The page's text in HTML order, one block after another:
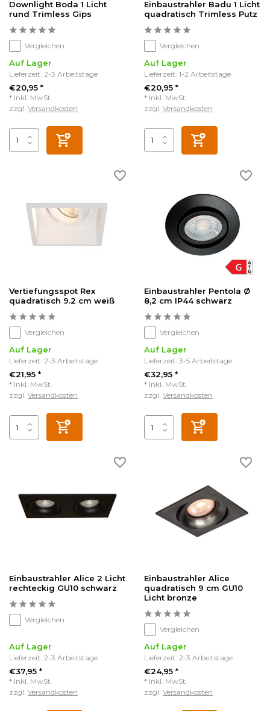
Downlight Boda 1 Licht
rund Trimless Gips
Vergleichen
Auf Lager
Lieferzeit: 2-3 Arbeitstage
€20,95 *
* Inkl. MwSt.
zzgl. Versandkosten
Einbaustrahler Badu 1 Licht
quadratisch Trimless Putz
Vergleichen
Auf Lager
Lieferzeit: 1-2 Arbeitstage
€20,95 *
* Inkl. MwSt.
zzgl. Versandkosten
Vertiefungsspot Rex
quadratisch 9.2 cm weiß
Vergleichen
Auf Lager
Lieferzeit: 2-3 Arbeitstage
€21,95 *
* Inkl. MwSt.
zzgl. Versandkosten
Einbaustrahler Pentola Ø
8,2 cm IP44 schwarz
Vergleichen
Auf Lager
Lieferzeit: 3-5 Arbeitstage
€32,95 *
* Inkl. MwSt.
zzgl. Versandkosten
Einbaustrahler Alice 2 Licht
rechteckig GU10 schwarz
Vergleichen
Auf Lager
Lieferzeit: 2-3 Arbeitstage
€37,95 *
* Inkl. MwSt.
zzgl. Versandkosten
Einbaustrahler Alice
quadratisch 9 cm GU10
Licht bronze
Vergleichen
Auf Lager
Lieferzeit: 2-3 Arbeitstage
€24,95 *
* Inkl. MwSt.
zzgl. Versandkosten